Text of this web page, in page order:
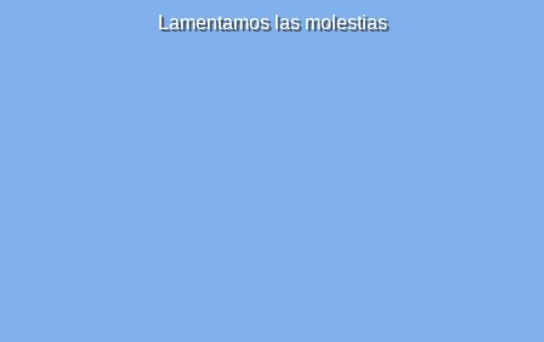
Lamentamos las molestias